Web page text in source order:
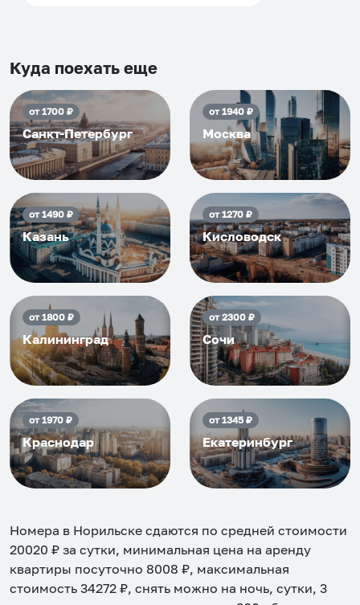
приезжать еще...
Куда поехать еще
от1700₽
Санкт-Петербург
от1940₽
Москва
от1490₽
Казань
от1270₽
Кисловодск
от1800₽
Калининград
от2300₽
Сочи
от1970₽
Краснодар
от1345₽
Екатеринбург
Номера в Норильске сдаются по средней стоимости
20020 ₽ за сутки, минимальная цена на аренду
квартиры посуточно 8008 ₽, максимальная
стоимость 34272 ₽, снять можно на ночь, сутки, 3